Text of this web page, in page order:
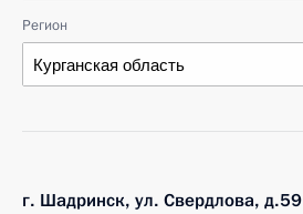
Регион
Курганская область
г. Шадринск, ул. Свердлова, д.59